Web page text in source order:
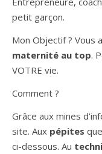
petit garçon.
Mon Objectif ? Vous
maternité au top.
VOTRE vie.
Comment ?
Grâce aux mines
site. Aux pépites
ci-dessous. Au